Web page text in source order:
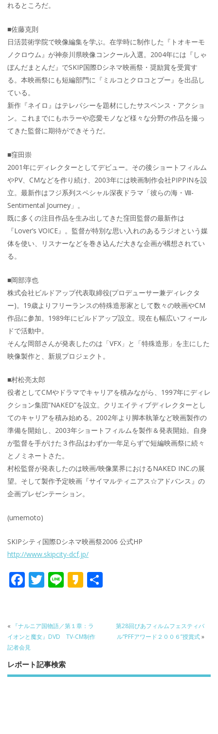
れるところだ。
■佐藤克則
日活芸術学院で映像編集を学ぶ。在学時に制作した『トオキーモ
ノクロウム』が神奈川県映像コンクール入選。2004年には『しゃ
ぼんだまとんだ』でSKIP国際Dシネマ映画祭・奨励賞を受賞す
る。本映画祭にも短編部門に『ミルコとクロコとプー』を出品し
ている。
新作『ネイロ』はテレパシーを題材にしたサスペンス・アクショ
ン。これまでにもホラーや恋愛モノなど様々な分野の作品を撮っ
てきた監督に期待ができそうだ。
■窪田崇
2001年にディレクターとしてデビュー。その後ショートフィルム
やPV、CMなどを作り続け、2003年には映画制作会社PIPPINを設
立。最新作はフジ系列スペシャル深夜ドラマ「彼らの海・Ⅷ-
Sentimental Journey」。
既に多くの注目作品を生み出してきた窪田監督の最新作は
『Lover’s VOICE』。監督が特別な思い入れのあるラジオという媒
体を使い、リスナーなどを巻き込んだ大きな企画が構想されてい
る。
■岡部淳也
株式会社ビルドアップ代表取締役(プロデューサー兼ディレクタ
ー)。19歳よりフリーランスの特殊造形家として数々の映画やCM
作品に参加。1989年にビルドアップ設立。現在も幅広いフィール
ドで活動中。
そんな岡部さんが発表したのは「VFX」と「特殊造形」を主にした
映像製作と、新規プロジェクト。
■村松亮太郎
役者としてCMやドラマでキャリアを積みながら、1997年にディレ
クション集団”NAKED”を設立。クリエイティブディレクターとし
てのキャリアを積み始める。2002年より脚本執筆など映画製作の
準備を開始し、2003年ショートフィルムを製作＆発表開始。自身
が監督を手がけた３作品はわずか一年足らずで短編映画祭に続々
とノミネートさた。
村松監督が発表したのは映画/映像業界におけるNAKED INC.の展
望。そして製作予定映画『サイマルティニアス☆アドバンス』の
企画プレゼンテーション。
(umemoto)
SKIPシティ国際Dシネマ映画祭2006 公式HP
http://www.skipcity-dcf.jp/
F
b
o
o
k
T
er
Li K
a
o
«
『ナルニア国物語／第１章：ラ
イオンと魔女』DVD TV-CM制作
記者会見
第28回ぴあフィルムフェスティバ
ル“PFFアワード２００６”授賞式»
レポート記事検索